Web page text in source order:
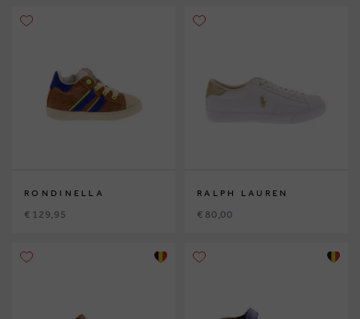
RONDINELLA
€ 129,95
RALPH LAUREN
€ 80,00